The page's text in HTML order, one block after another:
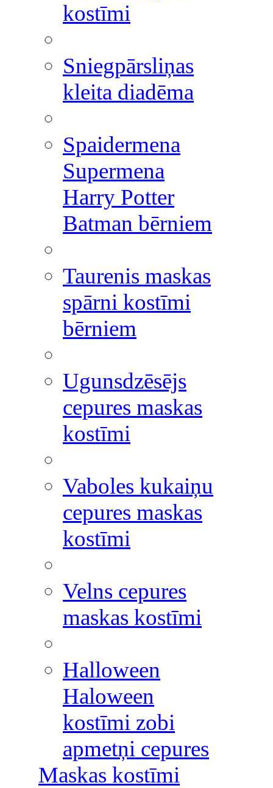
kostīmi
Sniegpārsliņas
kleita diadēma
Spaidermena
Supermena
Harry Potter
Batman bērniem
Taurenis maskas
spārni kostīmi
bērniem
Ugunsdzēsējs
cepures maskas
kostīmi
Vaboles kukaiņu
cepures maskas
kostīmi
Velns cepures
maskas kostīmi
Halloween
Haloween
kostīmi zobi
apmetņi cepures
Maskas kostīmi